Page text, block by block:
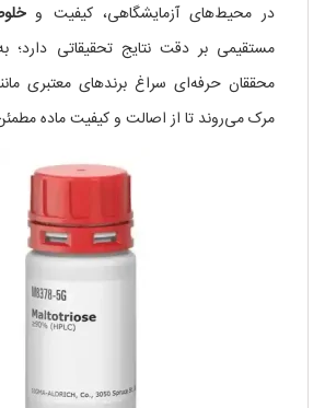
در محیط‌های آزمایشگاهی، کیفیت و
مستقیمی بر دقت نتایج تحقیقاتی دارد؛
محققان حرفه‌ای سراغ برندهای معتبری
مرک می‌روند تا از اصالت و کیفیت ماده